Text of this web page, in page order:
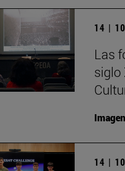
14 |
Las
siglo
Imagen
14 |